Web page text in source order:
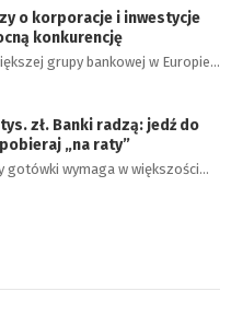
o korporacje i inwestycje
konkurencję
grupy bankowej w Europie…
tys. zł. Banki radzą: jedź do
„na raty”
gotówki wymaga w większości…